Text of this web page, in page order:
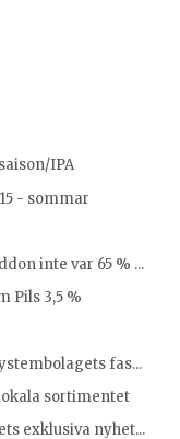
IPA
- sommar
inte var 65 % ...
Pils 3,5 %
fas...
sortimentet
exklusiva nyhet...